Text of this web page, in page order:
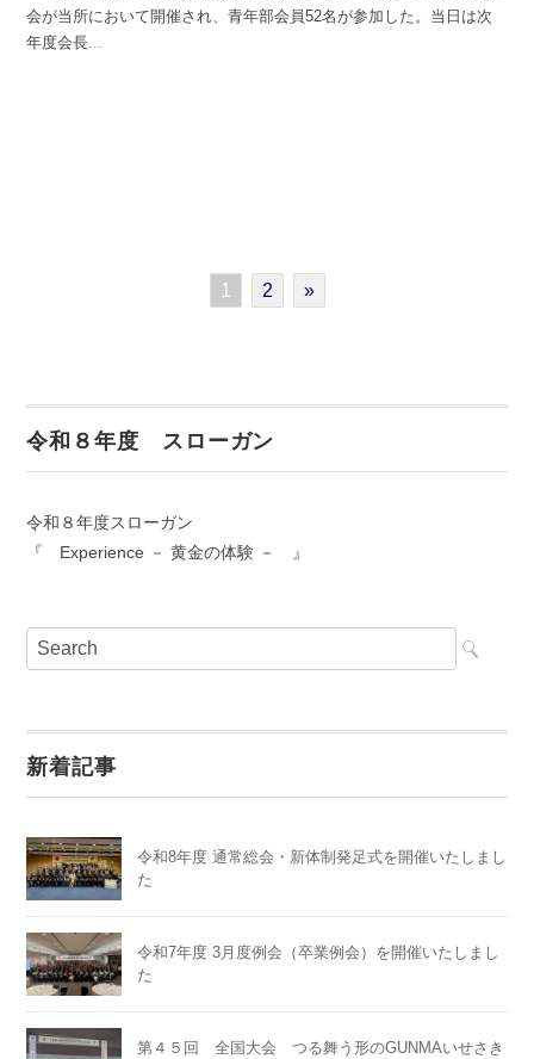
会が当所において開催され、青年部会員52名が参加した。当日は次
年度会長
1 2 »
令和８年度 スローガン
令和８年度スローガン
『 Experience － 黄金の体験 － 』
新着記事
令和8年度 通常総会・新体制発足式を開催いたしまし
た
令和7年度 3月度例会（卒業例会）を開催いたしまし
た
第４５回 全国大会 つる舞う形のGUNMAいせさき